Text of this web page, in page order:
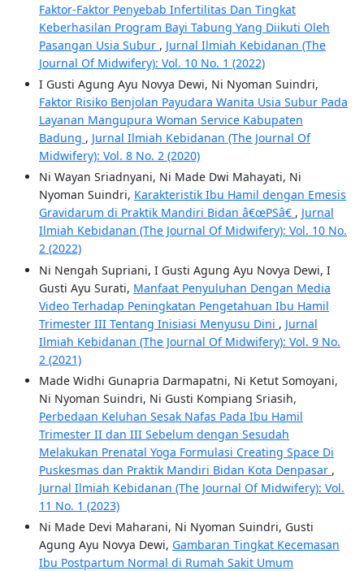
Faktor-Faktor Penyebab Infertilitas Dan Tingkat
Keberhasilan Program Bayi Tabung Yang Diikuti Oleh
Pasangan Usia Subur , Jurnal Ilmiah Kebidanan (The
Journal Of Midwifery): Vol. 10 No. 1 (2022)
I Gusti Agung Ayu Novya Dewi, Ni Nyoman Suindri,
Faktor Risiko Benjolan Payudara Wanita Usia Subur Pada
Layanan Mangupura Woman Service Kabupaten
Badung , Jurnal Ilmiah Kebidanan (The Journal Of
Midwifery): Vol. 8 No. 2 (2020)
Ni Wayan Sriadnyani, Ni Made Dwi Mahayati, Ni
Nyoman Suindri, Karakteristik Ibu Hamil dengan Emesis
Gravidarum di Praktik Mandiri Bidan â€œPSâ€ , Jurnal
Ilmiah Kebidanan (The Journal Of Midwifery): Vol. 10 No.
2 (2022)
Ni Nengah Supriani, I Gusti Agung Ayu Novya Dewi, I
Gusti Ayu Surati, Manfaat Penyuluhan Dengan Media
Video Terhadap Peningkatan Pengetahuan Ibu Hamil
Trimester III Tentang Inisiasi Menyusu Dini , Jurnal
Ilmiah Kebidanan (The Journal Of Midwifery): Vol. 9 No.
2 (2021)
Made Widhi Gunapria Darmapatni, Ni Ketut Somoyani,
Ni Nyoman Suindri, Ni Gusti Kompiang Sriasih,
Perbedaan Keluhan Sesak Nafas Pada Ibu Hamil
Trimester II dan III Sebelum dengan Sesudah
Melakukan Prenatal Yoga Formulasi Creating Space Di
Puskesmas dan Praktik Mandiri Bidan Kota Denpasar ,
Jurnal Ilmiah Kebidanan (The Journal Of Midwifery): Vol.
11 No. 1 (2023)
Ni Made Devi Maharani, Ni Nyoman Suindri, Gusti
Agung Ayu Novya Dewi, Gambaran Tingkat Kecemasan
Ibu Postpartum Normal di Rumah Sakit Umum